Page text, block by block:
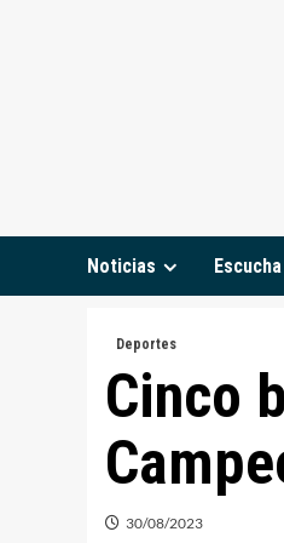
Noticias
Deportes
Cinco
30/08/2023